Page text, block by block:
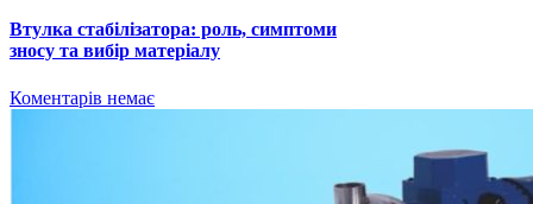
Втулка стабілізатора: роль, симптоми
зносу та вибір матеріалу
Коментарів немає